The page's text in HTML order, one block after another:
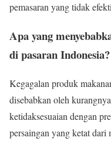
pemasaran yang tidak
Apa yang
di pasaran Indonesia?
Kegagalan produk
disebabkan oleh
ketidaksesuaian dengan
persaingan yang ketat dari